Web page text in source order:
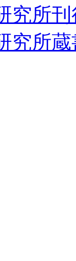
究所
究所